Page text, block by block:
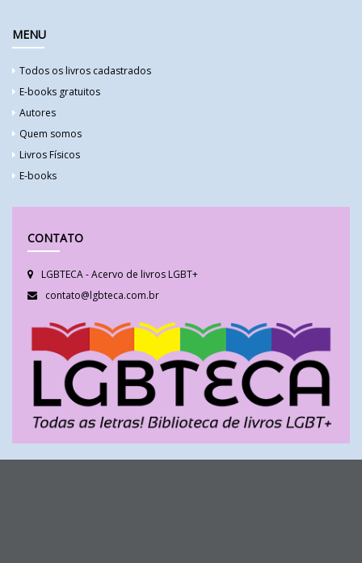
MENU
Todos os livros cadastrados
E-books gratuitos
Autores
Quem somos
Livros Físicos
E-books
CONTATO
LGBTECA - Acervo de livros LGBT+
contato@lgbteca.com.br